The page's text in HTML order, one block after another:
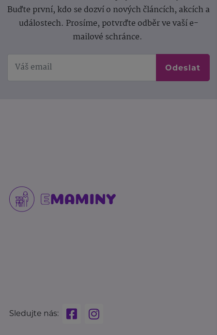
Buďte první, kdo se dozví o nových článcích, akcích a
událostech. Prosíme, potvrďte odběr ve vaší e-
mailové schránce.
Odeslat
Sledujte nás: